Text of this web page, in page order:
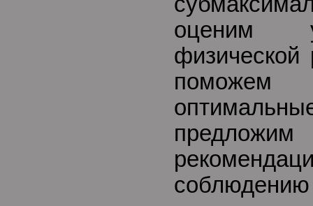
оценим
физической
соблюдению